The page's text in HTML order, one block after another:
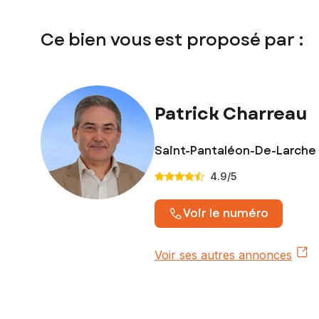
Ce bien vous est proposé par :
Patrick Charreau
Saint-Pantaléon-De-Larche
4.9/5
Voir le numéro
Voir ses autres annonces